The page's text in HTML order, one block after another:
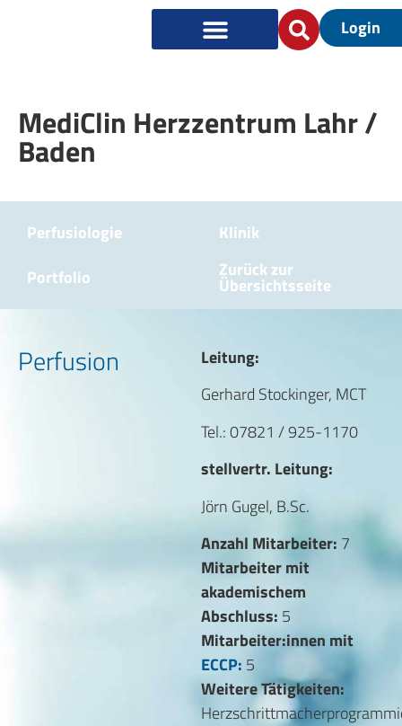
Login
MediClin Herzzentrum Lahr /
Baden
Perfusiologie
Klinik
Portfolio
Zurück zur
Übersichtsseite
Perfusion
Leitung:
Gerhard Stockinger, MCT
Tel.: 07821 / 925-1170
stellvertr. Leitung:
Jörn Gugel, B.Sc.
Anzahl Mitarbeiter: 7
Mitarbeiter mit
akademischem
Abschluss: 5
Mitarbeiter:innen mit
ECCP: 5
Weitere Tätigkeiten: